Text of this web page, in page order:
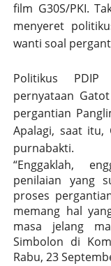
film G30S/PKI.
menyeret
wanti soal
Politikus PDIP
pernyataan
pergantian
Apalagi, saat itu,
purnabakti.
“Enggaklah,
penilaian yang
proses
memang hal
masa jelang
Simbolon di
Rabu, 23